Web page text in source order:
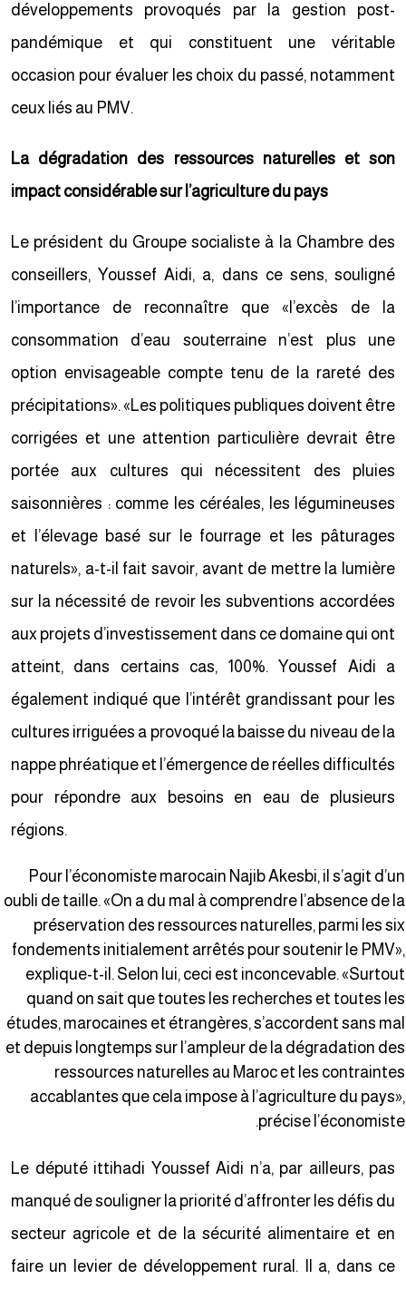
développements provoqués par la gestion post-
pandémique et qui constituent une véritable
occasion pour évaluer les choix du passé, notamment
ceux liés au PMV.
La dégradation des ressources naturelles et son
impact considérable sur l’agriculture du pays
Le président du Groupe socialiste à la Chambre des
conseillers, Youssef Aidi, a, dans ce sens, souligné
l’importance de reconnaître que «l’excès de la
consommation d’eau souterraine n’est plus une
option envisageable compte tenu de la rareté des
précipitations». «Les politiques publiques doivent être
corrigées et une attention particulière devrait être
portée aux cultures qui nécessitent des pluies
saisonnières : comme les céréales, les légumineuses
et l’élevage basé sur le fourrage et les pâturages
naturels», a-t-il fait savoir, avant de mettre la lumière
sur la nécessité de revoir les subventions accordées
aux projets d’investissement dans ce domaine qui ont
atteint, dans certains cas, 100%. Youssef Aidi a
également indiqué que l’intérêt grandissant pour les
cultures irriguées a provoqué la baisse du niveau de la
nappe phréatique et l’émergence de réelles difficultés
pour répondre aux besoins en eau de plusieurs
régions.
Pour l’économiste marocain Najib Akesbi, il s’agit
oubli de taille. «On a du mal à comprendre l’absence de
préservation des ressources naturelles, parmi les
fondements initialement arrêtés pour soutenir le
explique-t-il. Selon lui, ceci est inconcevable.
quand on sait que toutes les recherches et toutes
études, marocaines et étrangères, s’accordent sans
et depuis longtemps sur l’ampleur de la dégradation
ressources naturelles au Maroc et les
accablantes que cela impose à l’agriculture du
précise
Le député ittihadi Youssef Aidi n’a, par ailleurs, pas
manqué de souligner la priorité d’affronter les défis du
secteur agricole et de la sécurité alimentaire et en
faire un levier de développement rural. Il a, dans ce